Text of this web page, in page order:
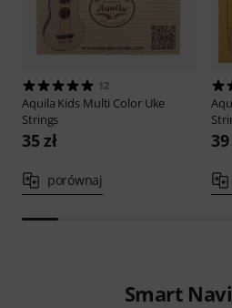
12
Aquila Kids Multi Color Uke
Strings
35 zł
porównaj
39
Smart